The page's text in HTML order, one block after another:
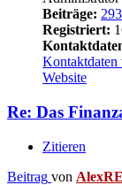
Beiträge:
Registriert:
Website
Re: Das
Zitieren
Beitrag von AlexRE